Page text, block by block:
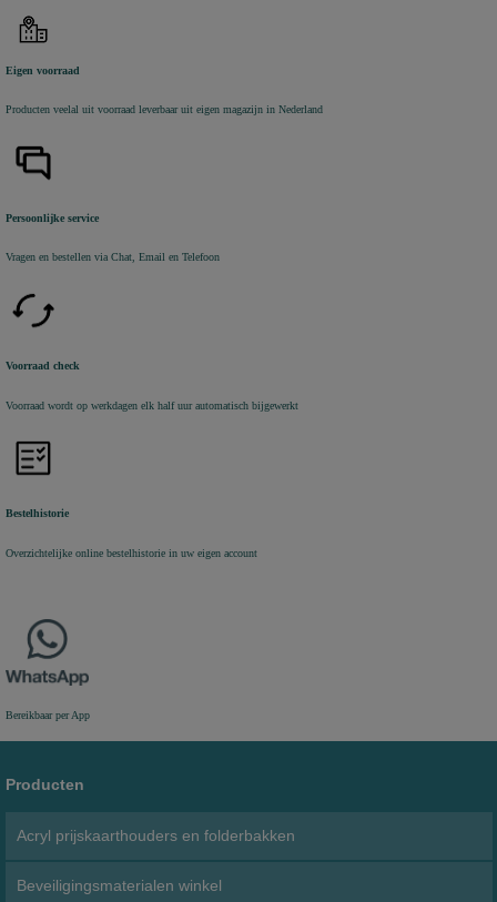
Eigen voorraad
Producten veelal uit voorraad leverbaar uit eigen magazijn in Nederland
Persoonlijke service
Vragen en bestellen via Chat, Email en Telefoon
Voorraad check
Voorraad wordt op werkdagen elk half uur automatisch bijgewerkt
Bestelhistorie
Overzichtelijke online bestelhistorie in uw eigen account
Bereikbaar per App
Producten
Acryl prijskaarthouders en folderbakken
Beveiligingsmaterialen winkel